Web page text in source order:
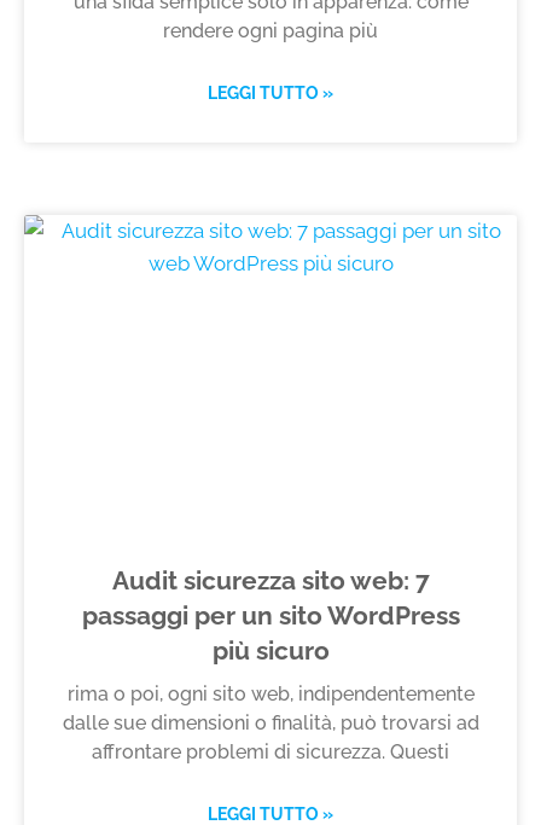
rendere ogni pagina più
LEGGI TUTTO »
Audit sicurezza sito web: 7
passaggi per un sito WordPress
più sicuro
rima o poi, ogni sito web, indipendentemente
dalle sue dimensioni o finalità, può trovarsi ad
affrontare problemi di sicurezza. Questi
LEGGI TUTTO »